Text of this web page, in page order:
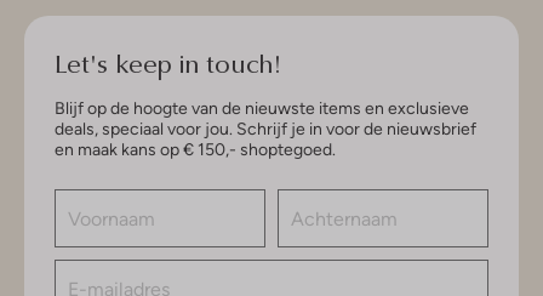
Let's keep in touch!
Blijf op de hoogte van de nieuwste items en exclusieve
deals, speciaal voor jou. Schrijf je in voor de nieuwsbrief
en maak kans op € 150,- shoptegoed.